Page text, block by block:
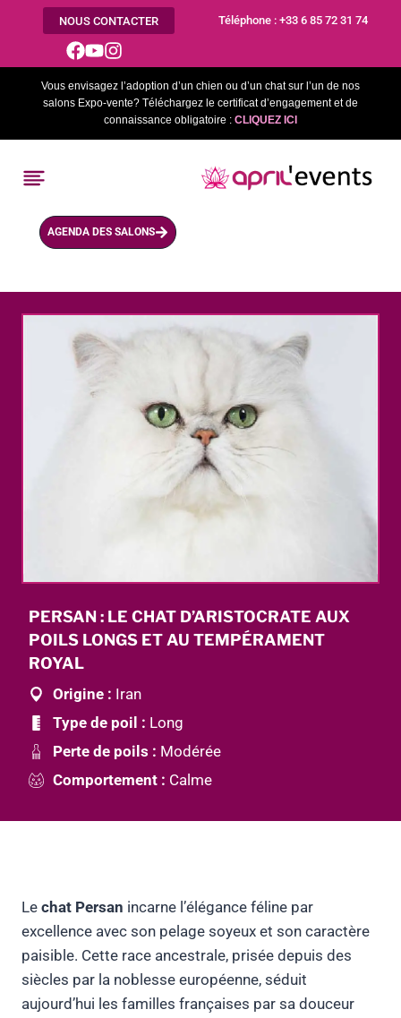
NOUS CONTACTER Téléphone : +33 6 85 72 31 74
Vous envisagez l’adoption d’un chien ou d’un chat sur l’un de nos
salons Expo-vente? Téléchargez le certificat d’engagement et de
connaissance obligatoire : CLIQUEZ ICI
AGENDA DES SALONS
PERSAN : LE CHAT D’ARISTOCRATE AUX
POILS LONGS ET AU TEMPÉRAMENT
ROYAL
Origine : Iran
Type de poil : Long
Perte de poils : Modérée
Comportement : Calme
Le chat Persan incarne l’élégance féline par
excellence avec son pelage soyeux et son caractère
paisible. Cette race ancestrale, prisée depuis des
siècles par la noblesse européenne, séduit
aujourd’hui les familles françaises par sa douceur